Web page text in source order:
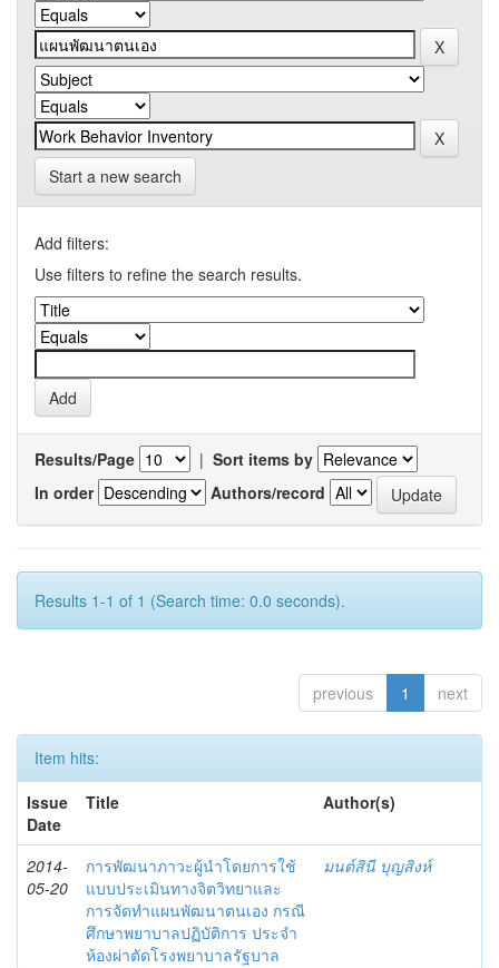
Start a new search
Add filters:
Use filters to refine the search results.
Results/Page | Sort items by
In order
Authors/record
Results 1-1 of 1 (Search time: 0.0 seconds).
previous 1 next
Item hits:
Issue
Date
Title Author(s)
2014-
05-20
การพัฒนาภาวะผู้นำโดยการใช้
แบบประเมินทางจิตวิทยาและ
การจัดทำแผนพัฒนาตนเอง กรณี
ศึกษาพยาบาลปฏิบัติการ ประจำ
ห้องผ่าตัดโรงพยาบาลรัฐบาล
มนต์สินี บุญสิงห์